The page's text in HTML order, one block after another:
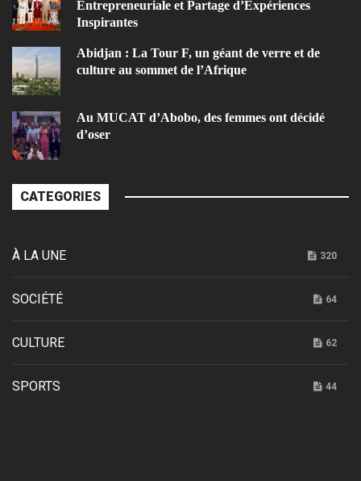
Entrepreneuriale et Partage d’Expériences
Inspirantes
Abidjan : La Tour F, un géant de verre et de
culture au sommet de l’Afrique
Au MUCAT d’Abobo, des femmes ont décidé
d’oser
CATEGORIES
À LA UNE 320
SOCIÉTÉ 64
CULTURE 62
SPORTS 44